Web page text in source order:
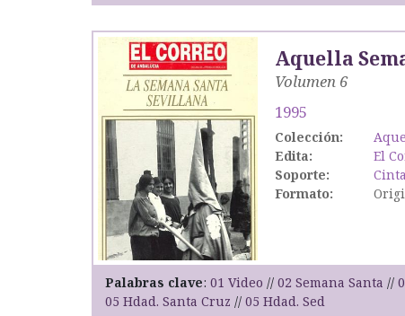
Aquella
Volumen 6
1995
Colección:
Edita:
El
Soporte:
Formato:
Palabras clave 01 Video 02 Semana Santa
05 Hdad. Santa Cruz
05 Hdad. Sed